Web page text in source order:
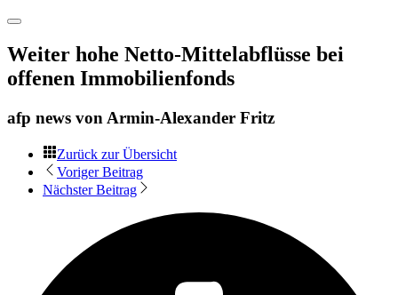
Weiter hohe Netto-Mittelabflüsse bei
offenen Immobilienfonds
afp news von Armin-Alexander Fritz
Zurück zur Übersicht
Voriger Beitrag
Nächster Beitrag